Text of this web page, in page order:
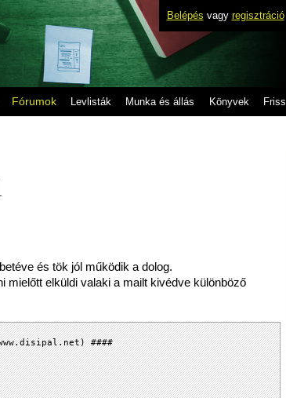
Belépés vagy regisztráció
Fórumok Levlisták Munka és állás Könyvek Friss
és tök jól működik a dolog.
elküldi valaki a mailt kivédve különböző
####